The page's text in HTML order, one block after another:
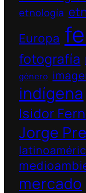
etnología
Europa
fotografía
género
indígena
Isidor
Jorge
mercado